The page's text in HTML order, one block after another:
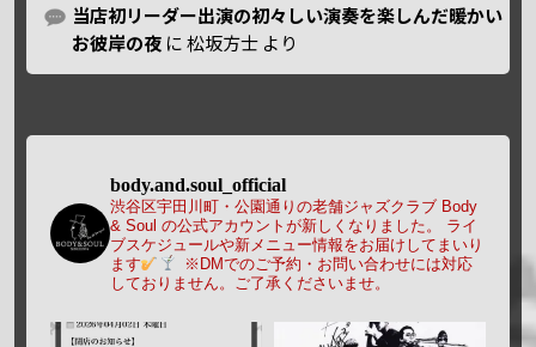
当店初リーダー出演の初々しい演奏を楽しんだ暖かい
お彼岸の夜 に松坂方士 より
body.and.soul_official
渋谷区宇田川町・公園通りの老舗ジャズクラブ Body
& Soul の公式アカウントが新しくなりました。
ライ
ブスケジュールや新メニュー情報をお届けしてまいり
ます
※DMでのご予約・お問い合わせには対応
しておりません。ご了承くださいませ。